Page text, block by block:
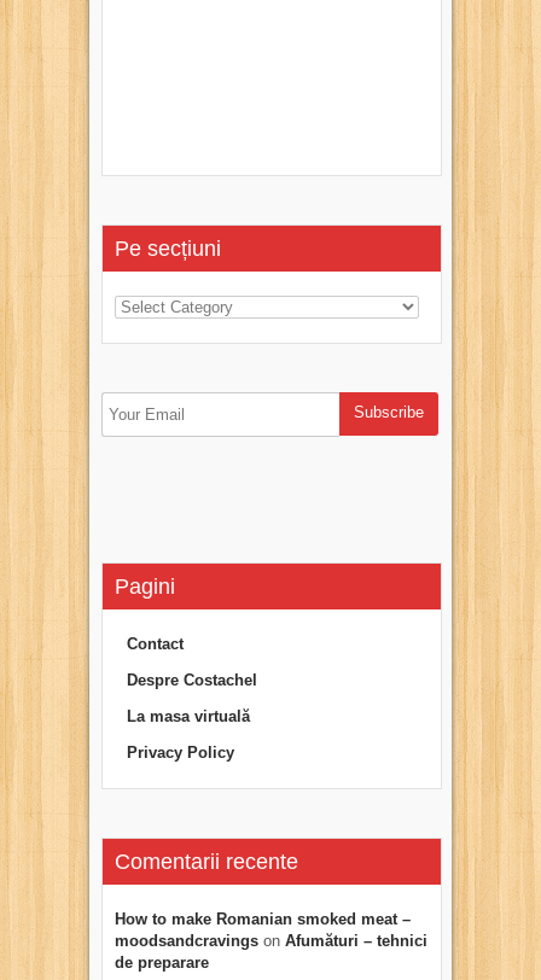
Pe secțiuni
Pagini
Contact
Despre Costachel
La masa virtuală
Privacy Policy
Comentarii recente
How to make Romanian smoked meat –
moodsandcravings on Afumături – tehnici
de preparare